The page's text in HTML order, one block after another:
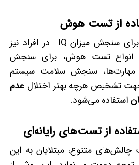
از تست هوش
از این نوع تست‌ها برای سنجش میزان IQ در افراد نیز
انواع تست هوش، برای سنجش
مهارت‌ها، سنجش سلامت سیستم
تشخیص هرچه بهتر اختلال عدم
استفاده می‌شود.
از تست‌های رایانه‌ای
چالش‌های متنوع، مبتلایان به این